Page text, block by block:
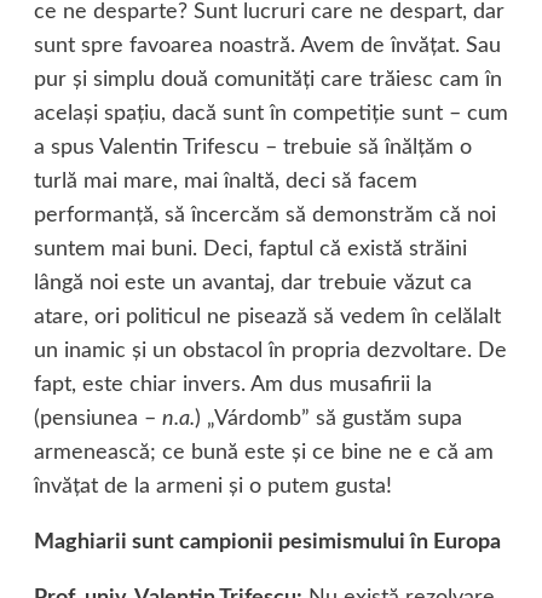
ce ne desparte? Sunt lucruri care ne despart, dar
sunt spre favoarea noastră. Avem de învăţat. Sau
pur şi simplu două comunităţi care trăiesc cam în
acelaşi spaţiu, dacă sunt în competiţie sunt – cum
a spus Valentin Trifescu – trebuie să înălţăm o
turlă mai mare, mai înaltă, deci să facem
performanţă, să încercăm să demonstrăm că noi
suntem mai buni. Deci, faptul că există străini
lângă noi este un avantaj, dar trebuie văzut ca
atare, ori politicul ne pisează să vedem în celălalt
un inamic şi un obstacol în propria dezvoltare. De
fapt, este chiar invers. Am dus musafirii la
(pensiunea – n.a.) „Várdomb” să gustăm supa
armenească; ce bună este şi ce bine ne e că am
învăţat de la armeni şi o putem gusta!
Maghiarii sunt campionii pesimismului în Europa